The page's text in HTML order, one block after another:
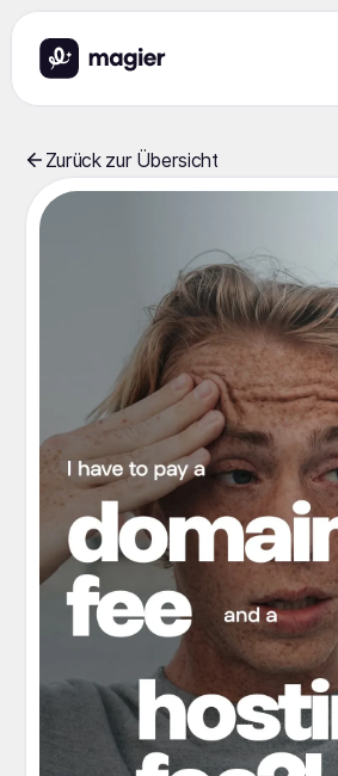
Zurück zur Übersicht